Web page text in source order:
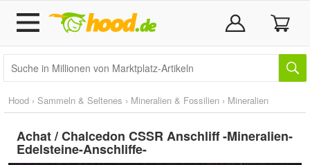
Hood › Sammeln & Seltenes › Mineralien & Fossilien › Mineralien
Achat / Chalcedon CSSR Anschliff -Mineralien-
Edelsteine-Anschliffe-